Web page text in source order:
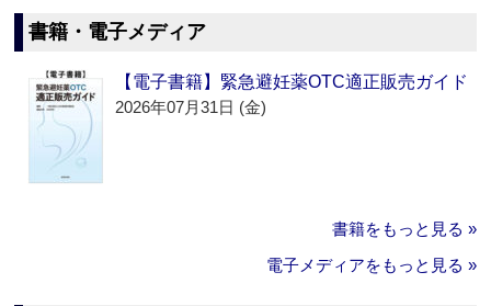
書籍・電子メディア
【電子書籍】緊急避妊薬OTC適正販売ガイド
2026年07月31日 (金)
書籍をもっと見る »
電子メディアをもっと見る »